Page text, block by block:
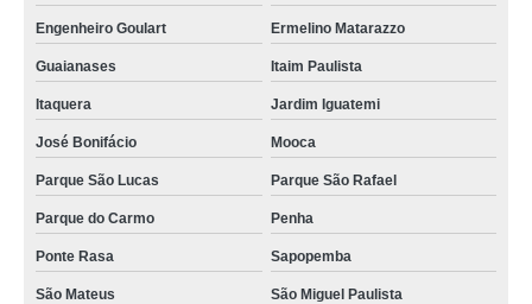
Engenheiro Goulart Ermelino Matarazzo
Guaianases Itaim Paulista
Itaquera Jardim Iguatemi
José Bonifácio Mooca
Parque São Lucas Parque São Rafael
Parque do Carmo Penha
Ponte Rasa Sapopemba
São Mateus São Miguel Paulista